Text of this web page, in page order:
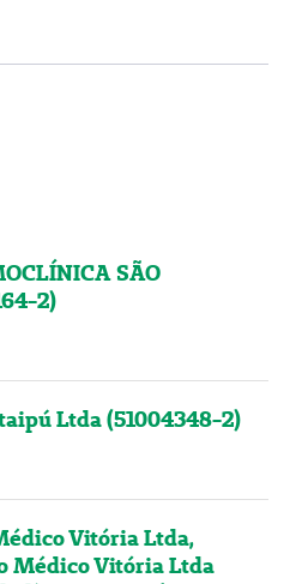
SÃO
2)
Ltda (51004348-2)
Vitória Ltda,
Médico Vitória Ltda